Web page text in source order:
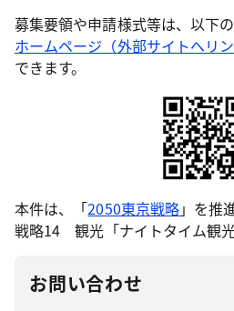
募集要領や申請様式等は、以下の
ホームページ（外部サイトへリン
できます。
本件は、「2050東京戦略」を推
戦略14 観光「ナイトタイム観光
お問い合わせ